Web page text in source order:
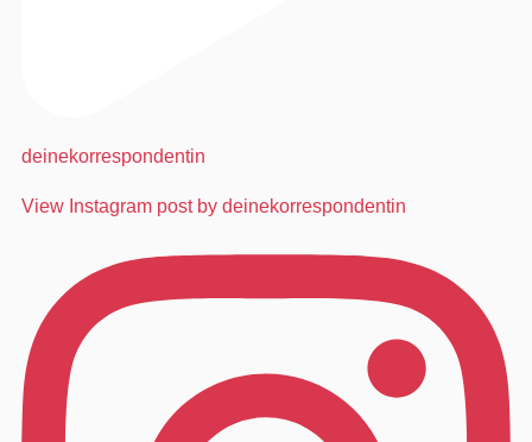
deinekorrespondentin
View Instagram post by deinekorrespondentin